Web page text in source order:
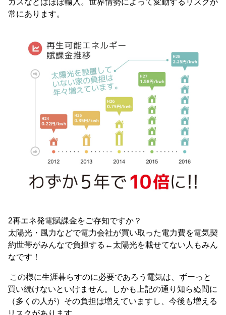
常にあります。
2再エネ発電賦課金をご存知ですか？
太陽光・風力などで電力会社が買い取った電力費を電気契
約世帯がみんなで負担する←太陽光を載せてない人もみん
なです！
この様に生涯暮らすのに必要であろう電気は、ずーっと
買い続けないといけません。しかも上記の通り知らぬ間に
（多くの人が）その負担は増えていますし、今後も増える
リスクがあります。